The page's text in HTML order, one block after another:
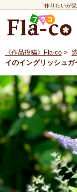
「作りたいが
《作品投稿》Fla-co >
イのイングリッシュ